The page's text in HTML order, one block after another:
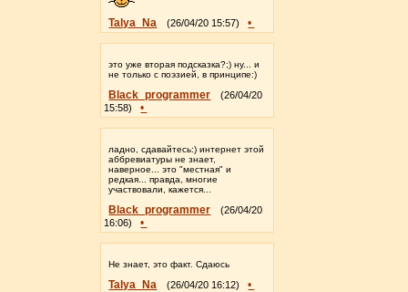
Talya_Na (26/04/20 15:57) •
это уже вторая подсказка?;) ну... и
не только с поэзией, в принципе:)
Black_programmer
(26/04/20
15:58)
•
ладно, сдавайтесь:) интернет этой
аббревиатуры не знает,
наверное... это "местная" и
редкая... правда, многие
участвовали, кажется...
Black_programmer
(26/04/20
16:06)
•
Не знает, это факт. Сдаюсь
Talya_Na (26/04/20 16:12) •